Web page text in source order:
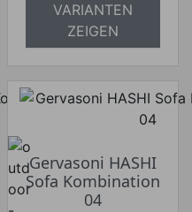
VARIANTEN
ZEIGEN
Gervasoni HASHI
Sofa Kombination
04